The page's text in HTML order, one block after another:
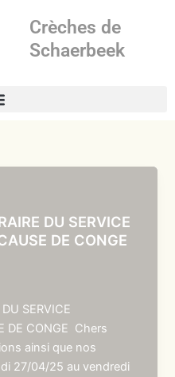
Crèches de
Schaerbeek
DU SERVICE
DE CONGE
SERVICE
DE CONGE Chers
ainsi que nos
27/04/25 au vendredi